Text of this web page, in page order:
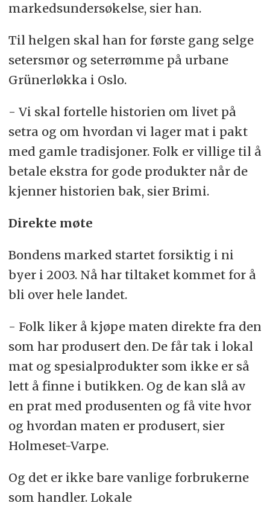
markedsundersøkelse, sier han.
Til helgen skal han for første gang selge
setersmør og seterrømme på urbane
Grünerløkka i Oslo.
- Vi skal fortelle historien om livet på
setra og om hvordan vi lager mat i pakt
med gamle tradisjoner. Folk er villige til å
betale ekstra for gode produkter når de
kjenner historien bak, sier Brimi.
Direkte møte
Bondens marked startet forsiktig i ni
byer i 2003. Nå har tiltaket kommet for å
bli over hele landet.
- Folk liker å kjøpe maten direkte fra den
som har produsert den. De får tak i lokal
mat og spesialprodukter som ikke er så
lett å finne i butikken. Og de kan slå av
en prat med produsenten og få vite hvor
og hvordan maten er produsert, sier
Holmeset-Varpe.
Og det er ikke bare vanlige forbrukerne
som handler. Lokale